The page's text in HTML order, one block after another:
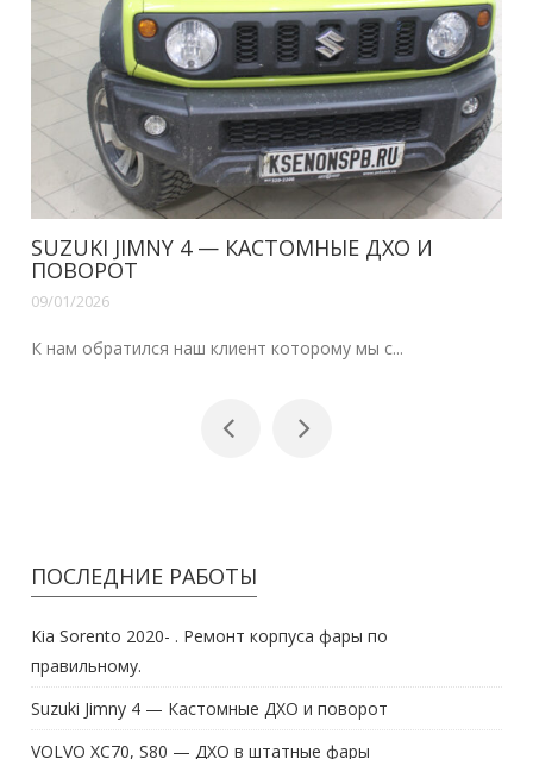
VOLVO XC70, S80 — ДХО В ШТАТНЫЕ ФАРЫ
09/01/2026
правильному.
Suzuki Jimny 4 — Кастомные ДХО и поворот
VOLVO XC70, S80 — ДХО в штатные фары